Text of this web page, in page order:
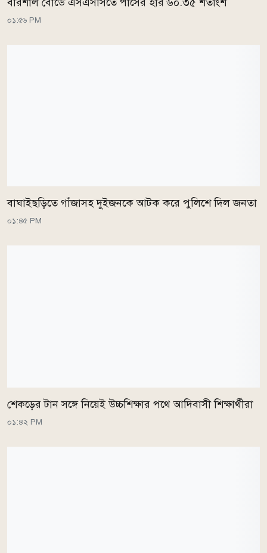
০১:৫৬ PM
বাঘাইছড়িতে গাঁজাসহ দুইজনকে আটক করে পুলিশে দিল জনতা
০১:৪৫ PM
শেকড়ের টান সঙ্গে নিয়েই উচ্চশিক্ষার পথে আদিবাসী শিক্ষার্থীরা
০১:৪২ PM